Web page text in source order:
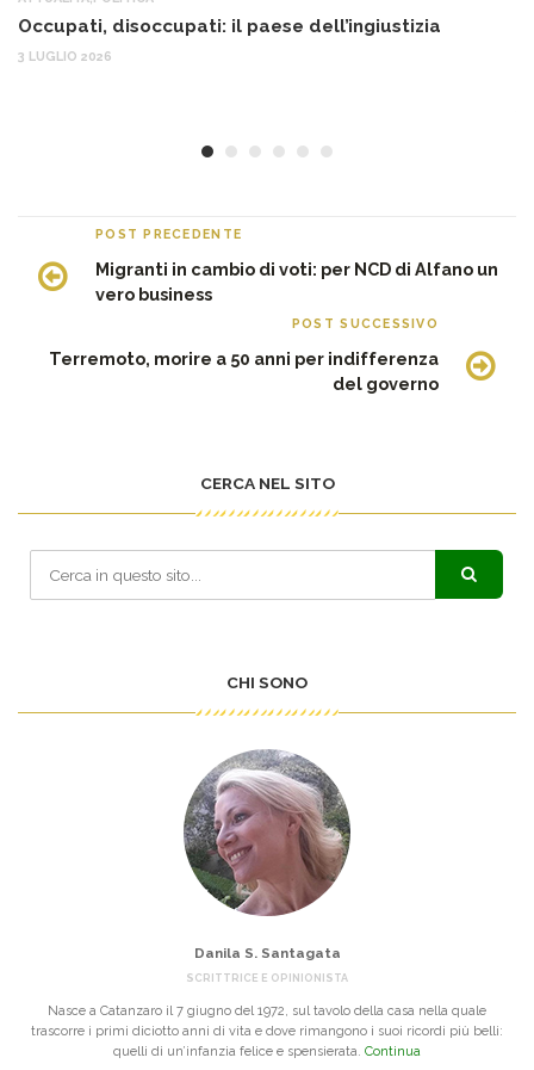
Occupati, disoccupati: il paese dell’ingiustizia
3 LUGLIO 2026
POST PRECEDENTE
Migranti in cambio di voti: per NCD di Alfano un
vero business
POST SUCCESSIVO
Terremoto, morire a 50 anni per indifferenza
del governo
CERCA NEL SITO
CHI SONO
Danila S. Santagata
SCRITTRICE E OPINIONISTA
Nasce a Catanzaro il 7 giugno del 1972, sul tavolo della casa nella quale
trascorre i primi diciotto anni di vita e dove rimangono i suoi ricordi più belli:
quelli di un’infanzia felice e spensierata. Continua